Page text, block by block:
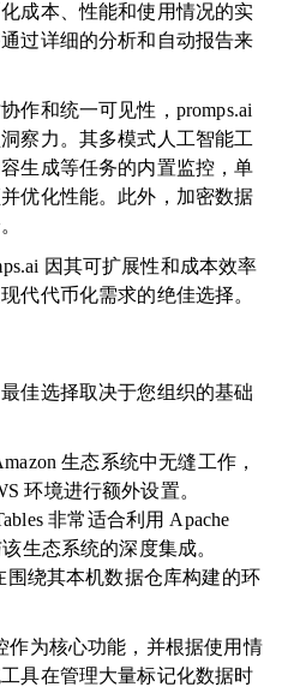
成本、性能和使用情况的实
过详细的分析和自动报告来
作和统一可见性，promps.ai
察力。其多模式人工智能工
生成等任务的内置监控，单
优化性能。此外，加密数据
因其可扩展性和成本效率
代代币化需求的绝佳选择。
佳选择取决于您组织的基础
生态系统中无缝工作，
环境进行额外设置。
非常适合利用 Apache
生态系统的深度集成。
围绕其本机数据仓库构建的环
作为核心功能，并根据使用情
具在管理大量标记化数据时